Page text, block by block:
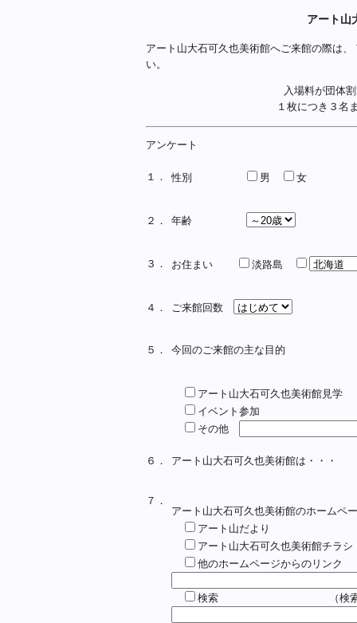
アート山
アート山大石可久也美術館へご来館の際は
い。
入場料が団体
１枚につき３名
アンケート
１． 性別 男 女
２． 年齢
３． お住まい 淡路島
４． ご来館回数
５． 今回のご来館の主な目的
アート山大石可久也美術館見学
イベント参加
その他
６． アート山大石可久也美術館は・・・
７．
アート山大石可久也美術館のホームペ
アート山だより
アート山大石可久也美術館チラシ
他のホームページからのリンク
検索 （検索キーワ